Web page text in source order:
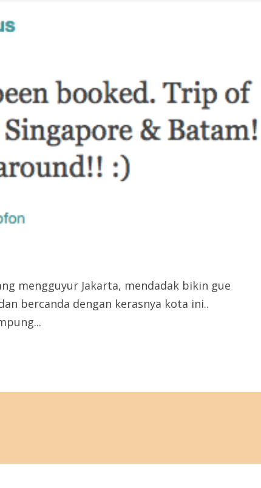
mengguyur Jakarta, mendadak bikin gue
bercanda dengan kerasnya kota ini..